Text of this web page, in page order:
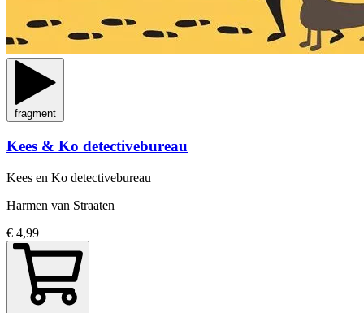
fragment
Kees & Ko detectivebureau
Kees en Ko detectivebureau
Harmen van Straaten
€ 4,99